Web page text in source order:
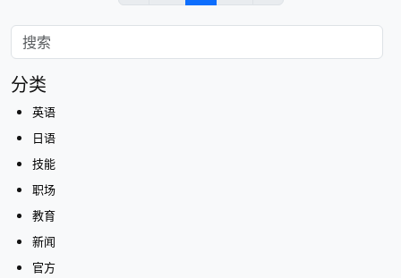
分类
英语
日语
技能
职场
教育
新闻
官方